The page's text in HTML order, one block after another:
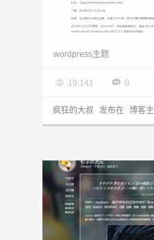
wordpress主题
 19,141  0
疯狂的大叔 发布在 博客